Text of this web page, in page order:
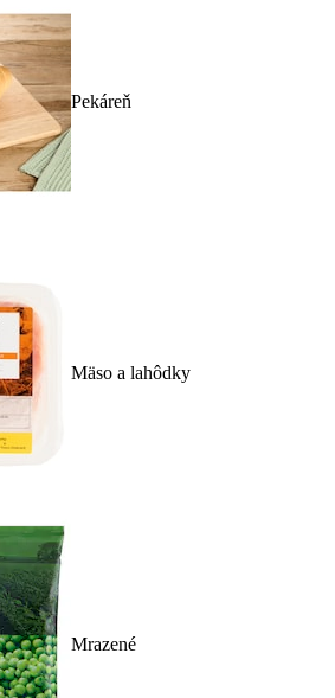
Pekáreň
Mäso a lahôdky
Mrazené